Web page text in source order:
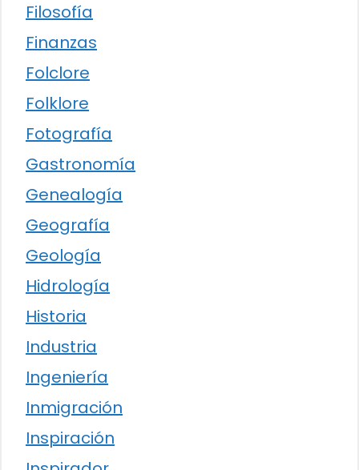
Filosofía
Finanzas
Folclore
Folklore
Fotografía
Gastronomía
Genealogía
Geografía
Geología
Hidrología
Historia
Industria
Ingeniería
Inmigración
Inspiración